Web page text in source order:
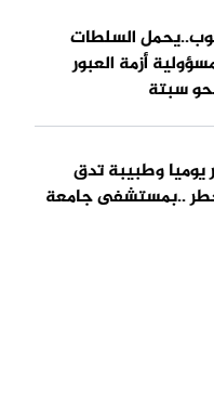
السلطات
أزمة العبور
سبتة
يوميا وطبيبة تدق
..بمستشفى جامعة